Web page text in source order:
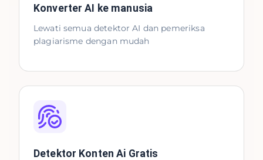
Konverter AI ke manusia
Lewati semua detektor AI dan pemeriksa
plagiarisme dengan mudah
Detektor Konten Ai Gratis